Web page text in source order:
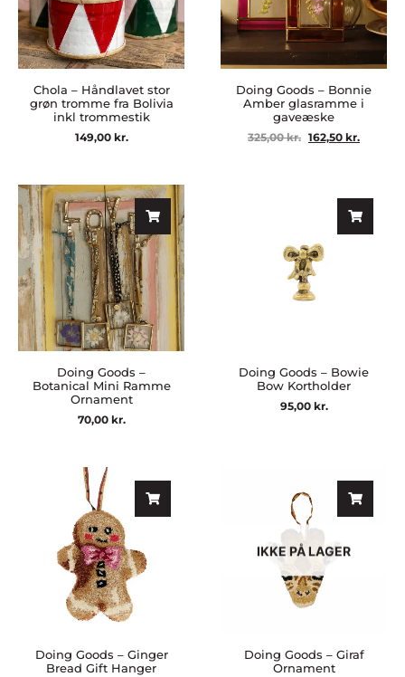
Chola – Håndlavet stor
grøn tromme fra Bolivia
inkl trommestik
149,00 kr.
Doing Goods – Bonnie
Amber glasramme i
gaveæske
325,00kr. 162,50 kr.
Doing Goods –
Botanical Mini Ramme
Ornament
70,00 kr.
Doing Goods – Bowie
Bow Kortholder
95,00 kr.
Doing Goods – Ginger
Bread Gift Hanger
IKKE PÅ LAGER
Doing Goods – Giraf
Ornament